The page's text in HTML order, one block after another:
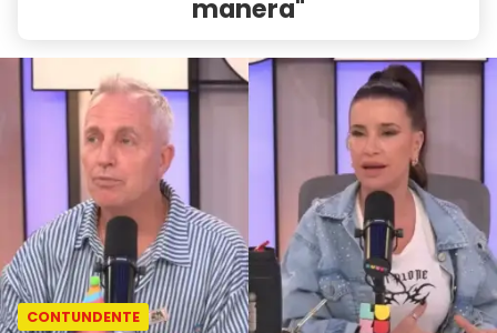
manera"
CONTUNDENTE